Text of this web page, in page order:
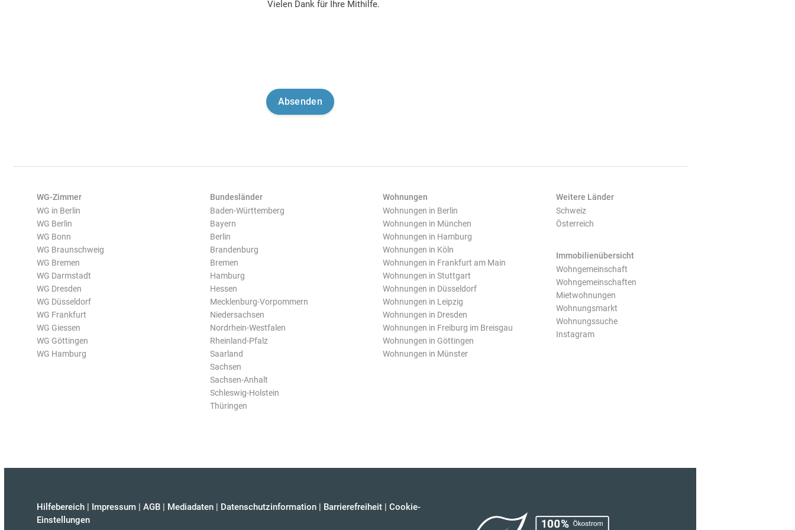
Vielen Dank für Ihre Mithilfe.
WG-Zimmer
WG in Berlin
WG Berlin
WG Bonn
WG Braunschweig
WG Bremen
WG Darmstadt
WG Dresden
WG Düsseldorf
WG Frankfurt
WG Giessen
WG Göttingen
WG Hamburg
Bundesländer
Baden-Württemberg
Bayern
Berlin
Brandenburg
Bremen
Hamburg
Hessen
Mecklenburg-Vorpommern
Niedersachsen
Nordrhein-Westfalen
Rheinland-Pfalz
Saarland
Sachsen
Sachsen-Anhalt
Schleswig-Holstein
Thüringen
Wohnungen
Wohnungen in Berlin
Wohnungen in München
Wohnungen in Hamburg
Wohnungen in Köln
Wohnungen in Frankfurt am Main
Wohnungen in Stuttgart
Wohnungen in Düsseldorf
Wohnungen in Leipzig
Wohnungen in Dresden
Wohnungen in Freiburg im Breisgau
Wohnungen in Göttingen
Wohnungen in Münster
Weitere Länder
Schweiz
Österreich
Immobilienübersicht
Wohngemeinschaft
Wohngemeinschaften
Mietwohnungen
Wohnungsmarkt
Wohnungssuche
Instagram
Hilfebereich | Impressum | AGB | Mediadaten | Datenschutzinformation | Barrierefreiheit | Cookie-
Einstellungen